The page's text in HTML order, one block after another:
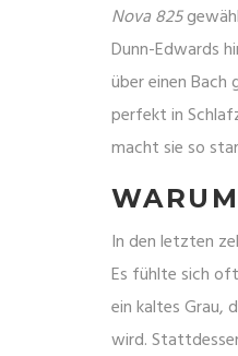
Nova 825
Dunn-Edwards
über einen Bach
perfekt in
macht sie so
In den letzten
Es fühlte sich
ein kaltes Grau,
wird.